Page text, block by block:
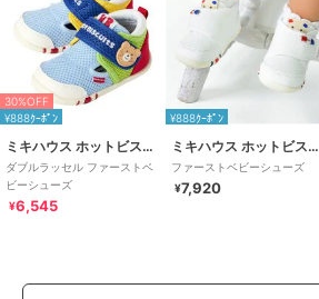
30%OFF
¥888ｸｰﾎﾟﾝ
ミキハウス ホットビスケッツ
ダブルラッセル ファーストベ
ビーシューズ
¥6,545
¥888ｸｰﾎﾟﾝ
ミキハウス ホットビスケッツ
ファーストベビーシューズ
¥7,920